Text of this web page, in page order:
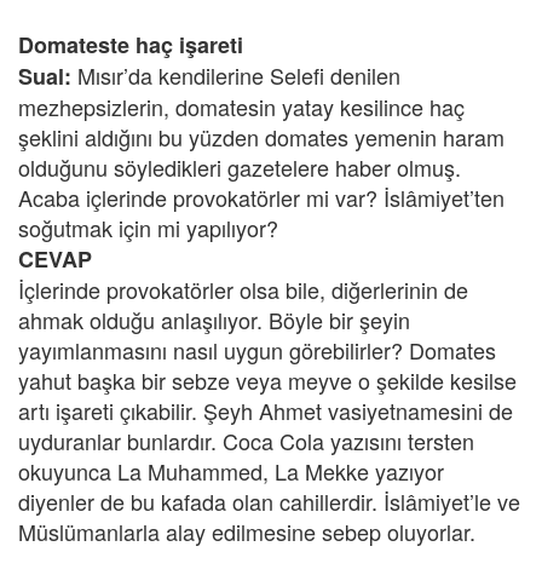
Domateste haç işareti
Sual: Mısır’da kendilerine Selefi denilen
mezhepsizlerin, domatesin yatay kesilince haç
şeklini aldığını bu yüzden domates yemenin haram
olduğunu söyledikleri gazetelere haber olmuş.
Acaba içlerinde provokatörler mi var? İslâmiyet’ten
soğutmak için mi yapılıyor?
CEVAP
İçlerinde provokatörler olsa bile, diğerlerinin de
ahmak olduğu anlaşılıyor. Böyle bir şeyin
yayımlanmasını nasıl uygun görebilirler? Domates
yahut başka bir sebze veya meyve o şekilde kesilse
artı işareti çıkabilir. Şeyh Ahmet vasiyetnamesini de
uyduranlar bunlardır. Coca Cola yazısını tersten
okuyunca La Muhammed, La Mekke yazıyor
diyenler de bu kafada olan cahillerdir. İslâmiyet’le ve
Müslümanlarla alay edilmesine sebep oluyorlar.